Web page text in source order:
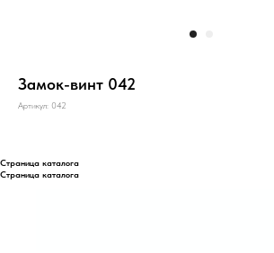
Замок-винт 042
Артикул: 042
Страница каталога
Страница каталога